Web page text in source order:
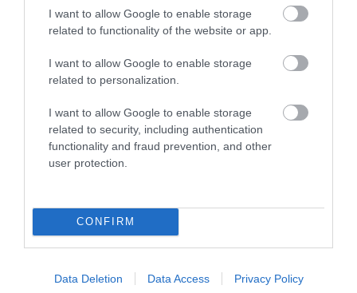
I want to allow Google to enable storage
related to functionality of the website or app.
I want to allow Google to enable storage
related to personalization.
I want to allow Google to enable storage
related to security, including authentication
functionality and fraud prevention, and other
user protection.
CONFIRM
Data Deletion Data Access Privacy Policy
06.08.2026 | 13:00
PRONEWS.GR /ΕΣΩΤΕΡΙΚΗ ΑΣΦΑΛΕΙΑ
Δύο συλλήψεις για τον θάνατο του